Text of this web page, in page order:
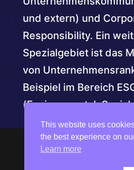
und extern) und
Responsibility. Ein
Spezialgebiet ist das
von
Beispiel im Bereich
(Environmental,
This website uses
the best experience on
Learn more